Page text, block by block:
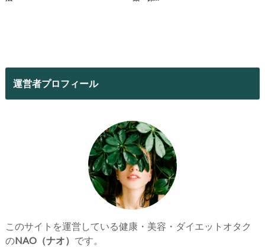
運営者プロフィール
このサイトを運営している健康・美容・ダイエットオタク
のNAO（ナオ） です。